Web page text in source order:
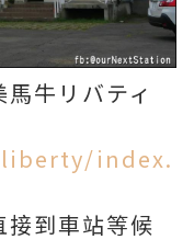
牛リバティ
index.
到車站等候